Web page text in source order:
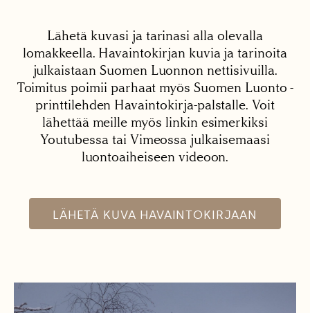
Lähetä kuvasi ja tarinasi alla olevalla
lomakkeella. Havaintokirjan kuvia ja tarinoita
julkaistaan Suomen Luonnon nettisivuilla.
Toimitus poimii parhaat myös Suomen Luonto -
printtilehden Havaintokirja-palstalle. Voit
lähettää meille myös linkin esimerkiksi
Youtubessa tai Vimeossa julkaisemaasi
luontoaiheiseen videoon.
LÄHETÄ KUVA HAVAINTOKIRJAAN